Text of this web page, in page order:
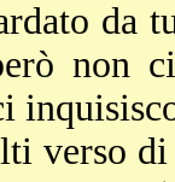
da
non
verso di